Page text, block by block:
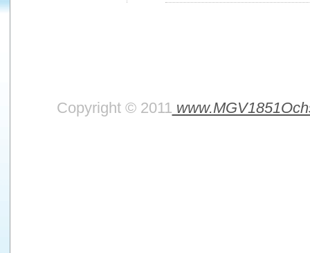
Copyright © 2011